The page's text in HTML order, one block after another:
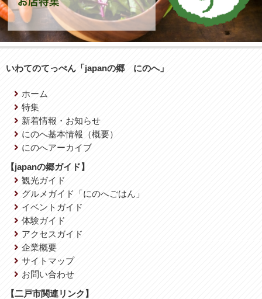
いわてのてっぺん「japanの郷 にのへ」
ホーム
特集
新着情報・お知らせ
にのへ基本情報（概要）
にのへアーカイブ
【japanの郷ガイド】
観光ガイド
グルメガイド「にのへごはん」
イベントガイド
体験ガイド
アクセスガイド
企業概要
サイトマップ
お問い合わせ
【二戸市関連リンク】